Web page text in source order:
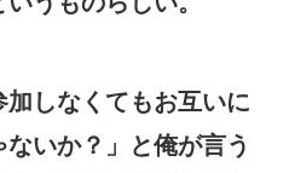
加しなくてもお互いに
いか？」と俺が言う